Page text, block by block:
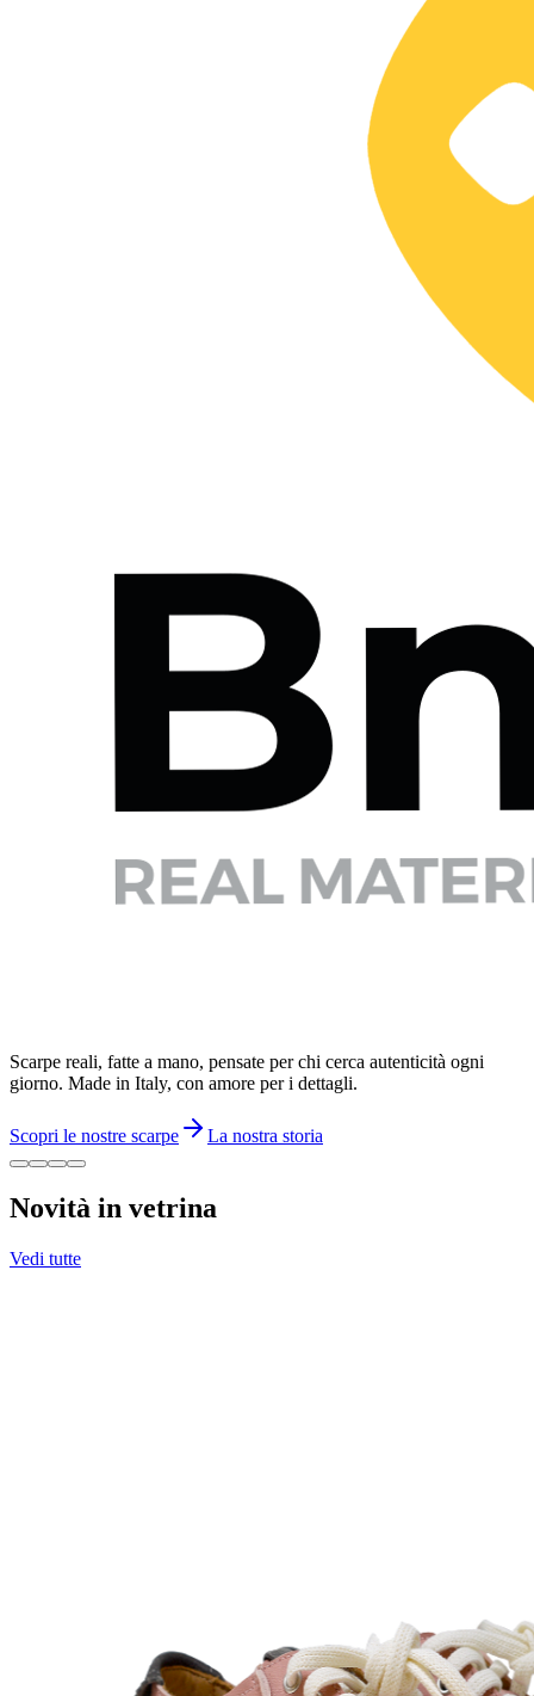
Scarpe reali, fatte a mano, pensate per chi cerca autenticità ogni
giorno. Made in Italy, con amore per i dettagli.
Scopri le nostre scarpe La nostra storia
Novità in vetrina
Vedi tutte